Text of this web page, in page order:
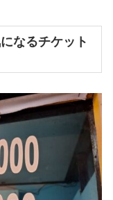
なるチケット